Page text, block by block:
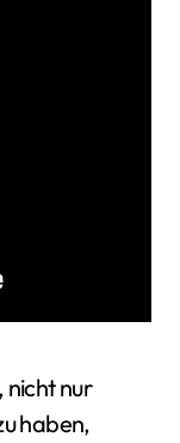
nicht nur
haben,